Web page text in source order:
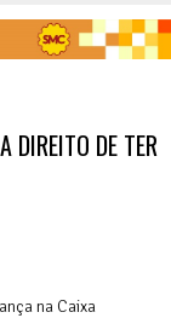
DIREITO DE TER
na Caixa